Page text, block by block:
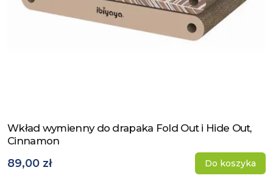
Zobacz produkt
Wkład wymienny do drapaka Fold Out i Hide Out,
Cinnamon
89,00 zł Do koszyka